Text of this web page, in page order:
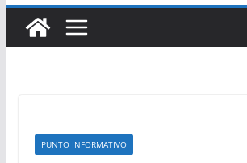
PUNTO INFORMATIVO